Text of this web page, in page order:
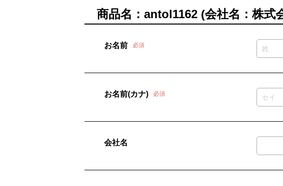
商品名：antol1162 (会社名：株
お名前 必須
お名前(カナ) 必須
会社名